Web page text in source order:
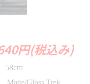
円(税込み)
58cm
Matte/Gloss Trek